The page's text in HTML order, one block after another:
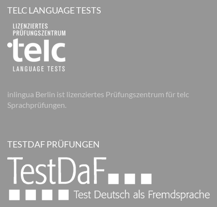
TELC LANGUAGE TESTS
inlingua Berlin ist lizenziertes Prüfungszentrum für telc
Sprachprüfungen.
TESTDAF PRÜFUNGEN